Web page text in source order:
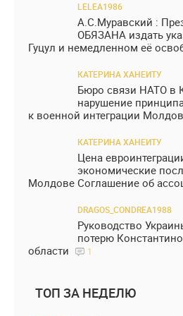
LELEA1986
А.С.Муравский :
ОБЯЗАНА издать
Гуцул и немедленном её
КАТЕРИНА ХАНЕИТУ
Бюро связи НАТО в
нарушение
к военной интеграции
КАТЕРИНА ХАНЕИТУ
Цена
экономические
Молдове Соглашение об
DRAGOS_CONDREA1988
Руководство
потерю
области
1
ТОП ЗА НЕДЕЛЮ